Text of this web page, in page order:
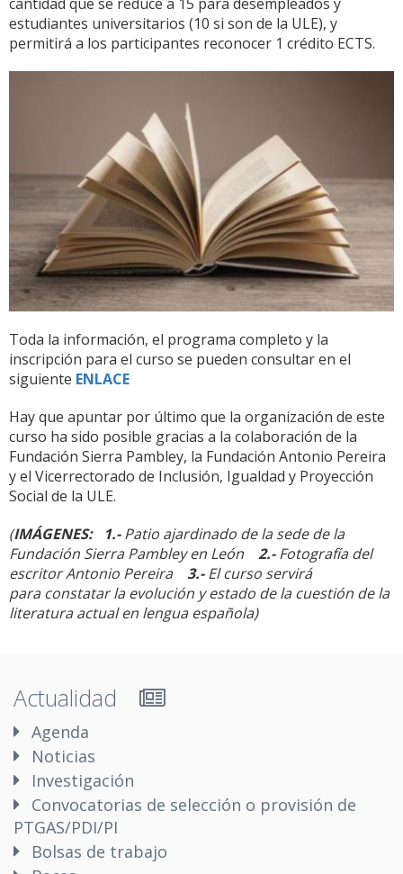
cantidad que se reduce a 15 para desempleados y
estudiantes universitarios (10 si son de la ULE), y
permitirá a los participantes reconocer 1 crédito ECTS.
Toda la información, el programa completo y la
inscripción para el curso se pueden consultar en el
siguiente ENLACE
Hay que apuntar por último que la organización de este
curso ha sido posible gracias a la colaboración de la
Fundación Sierra Pambley, la Fundación Antonio Pereira
y el Vicerrectorado de Inclusión, Igualdad y Proyección
Social de la ULE.
(IMÁGENES: 1.-Patio ajardinado de la sede de la
Fundación Sierra Pambley en León 2.-Fotografía del
escritor Antonio Pereira 3.-El curso servirá
para constatar la evolución y estado de la cuestión de la
literatura actual en lengua española)
Actualidad
Agenda
Noticias
Investigación
Convocatorias de selección o provisión de
PTGAS/PDI/PI
Bolsas de trabajo